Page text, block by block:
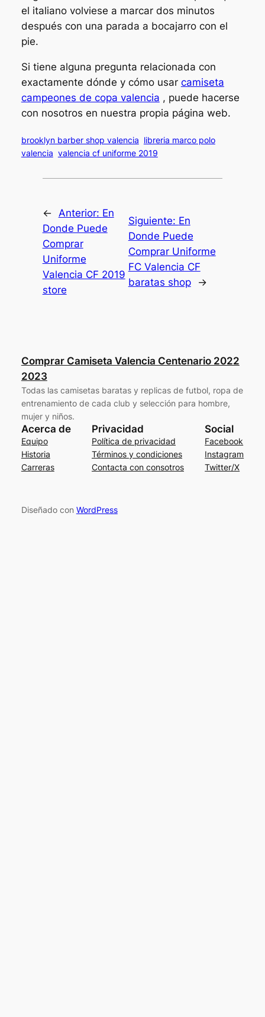
el italiano volviese a marcar dos minutos
después con una parada a bocajarro con el
pie.
Si tiene alguna pregunta relacionada con
exactamente dónde y cómo usar camiseta
campeones de copa valencia , puede hacerse
con nosotros en nuestra propia página web.
brooklyn barber shop valencia libreria marco polo
valencia valencia cf uniforme 2019
← Anterior: En
Donde Puede
Comprar
Uniforme
Valencia CF 2019
store
Siguiente: En
Donde Puede
Comprar Uniforme
FC Valencia CF
baratas shop
→
Comprar Camiseta Valencia Centenario 2022
2023
Todas las camisetas baratas y replicas de futbol, ropa de
entrenamiento de cada club y selección para hombre,
mujer y niños.
Acerca de
Equipo
Historia
Carreras
Privacidad
Política de privacidad
Términos y condiciones
Contacta con consotros
Social
Facebook
Instagram
Twitter/X
Diseñado con WordPress